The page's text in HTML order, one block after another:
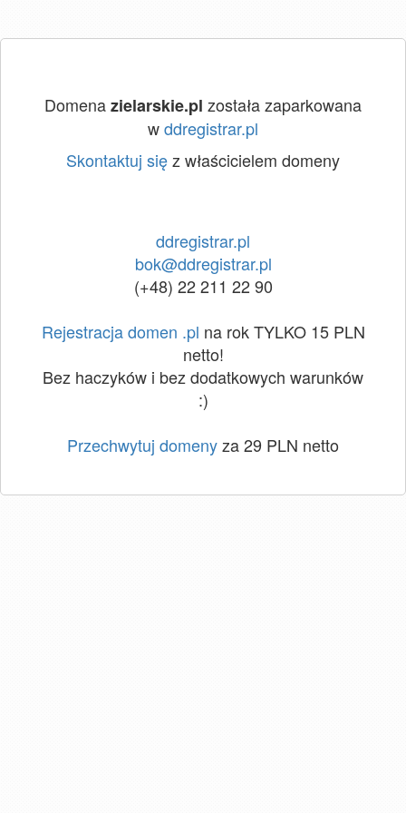
Domenazielarskie.pl została zaparkowana
wddregistrar.pl
Skontaktuj sięz właścicielem domeny
ddregistrar.pl
bok@ddregistrar.pl
(+48) 22 211 22 90
Rejestracja domen .pl na rok TYLKO 15 PLN
netto!
Bez haczyków i bez dodatkowych warunków
:)
Przechwytuj domenyza 29 PLN netto